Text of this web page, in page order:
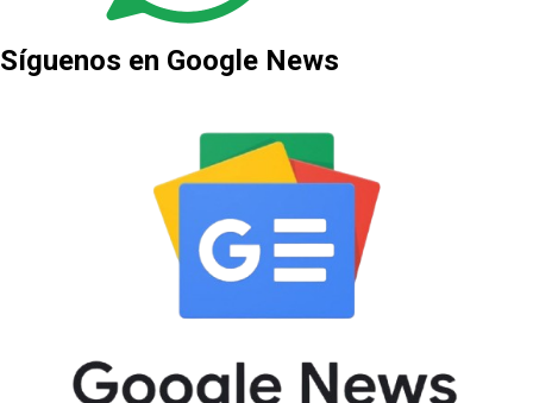
Síguenos en Google News